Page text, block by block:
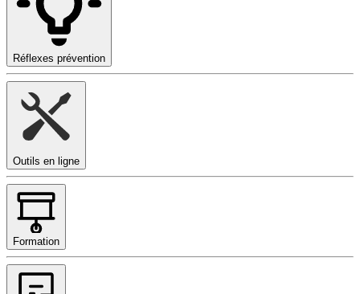
Réflexes prévention
Outils en ligne
Formation